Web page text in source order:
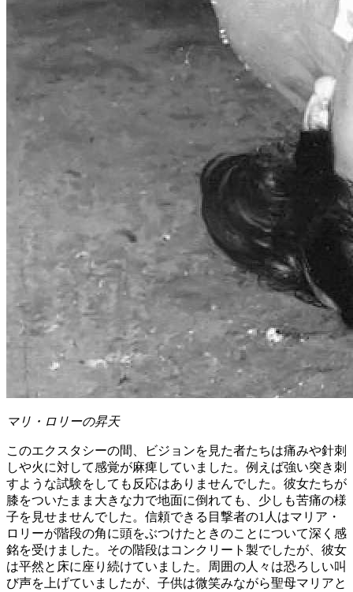
マリ・ロリーの昇天
このエクスタシーの間、ビジョンを見た者たちは痛みや針刺
しや火に対して感覚が麻痺していました。例えば強い突き刺
すような試験をしても反応はありませんでした。彼女たちが
膝をついたまま大きな力で地面に倒れても、少しも苦痛の様
子を見せませんでした。信頼できる目撃者の1人はマリア・
ロリーが階段の角に頭をぶつけたときのことについて深く感
銘を受けました。その階段はコンクリート製でしたが、彼女
は平然と床に座り続けていました。周囲の人々は恐ろしい叫
び声を上げていましたが、子供は微笑みながら聖母マリアと